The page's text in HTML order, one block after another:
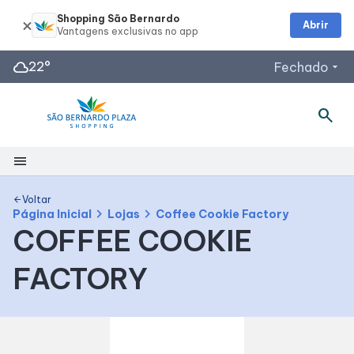
cloud22° Fechado arrow_drop_down
Horários de Funcionamento
Espaço Família e SAC
search
menu
Shopping
Mapa Interno
Facilidades
arrow_backVoltar
Página Inicial chevron_right Lojas chevron_right Coffee Cookie Factory
COFFEE COOKIE
FACTORY
Shopping São Bernardo
Abrir